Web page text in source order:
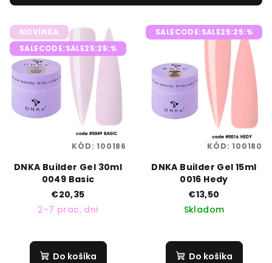
p
r
o
d
u
V
ý
p
p
d
NOVINKA
SALECODE:SALE25:25:%
DNKA Builder Gel 30ml
0049 Basic
€20,35
2-7 prac. dni
Do košíka
KÓD:100186
SALECODE:SALE25:25:%
DNKA Builder Gel 15ml
0016 Hedy
€13,50
Skladom
Do košíka
KÓD:100180